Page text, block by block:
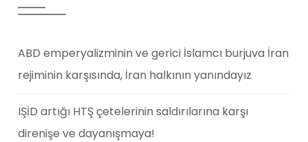
ABD emperyalizminin ve gerici İslamcı burjuva İran
rejiminin karşısında, İran halkının yanındayız
IŞİD artığı HTŞ çetelerinin saldırılarına karşı
direnişe ve dayanışmaya!